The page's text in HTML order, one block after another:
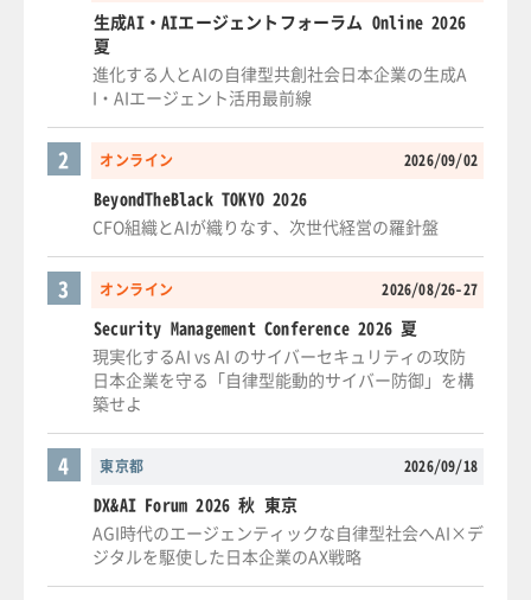
生成AI・AIエージェントフォーラム Online 2026
夏
進化する人とAIの自律型共創社会日本企業の生成A
I・AIエージェント活用最前線
オンライン 2026/09/02
2
BeyondTheBlack TOKYO 2026
CFO組織とAIが織りなす、次世代経営の羅針盤
オンライン 2026/08/26-27
3
Security Management Conference 2026 夏
現実化するAI vs AI のサイバーセキュリティの攻防
日本企業を守る「自律型能動的サイバー防御」を構
築せよ
東京都 2026/09/18
4
DX&AI Forum 2026 秋 東京
AGI時代のエージェンティックな自律型社会へAI×デ
ジタルを駆使した日本企業のAX戦略